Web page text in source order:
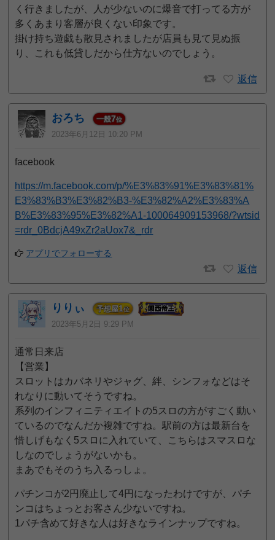
く行きましたが、人が少ないのに爆音で打ってる方が
多くあまり客層が良くない印象です。
掛け持ち遊戯も散見されましたが店員も見て見ぬ振
り、これも低貸しだから仕方ないのでしょう。
返信
おろち 一般7位
2023年6月12日 10:20 PM
facebook
https://m.facebook.com/p/%E3%83%91%E3%83%81%
E3%83%B3%E3%82%B3-%E3%82%A2%E3%83%A
B%E3%83%95%E3%82%A1-100064909153968/?wtsid
=rdr_0BdcjA49xZr2aUox7&_rdr
アプリでフォローする
返信
りりぃ 予想屋1位
2023年5月2日 9:29 PM
通常日来店
【営業】
スロットはカバネリやジャグ、絆、シンフォなどはそ
れなりに動いてそうですね。
系列のインフィニティエイトの5スロの方がすごく動い
ているのでなんだか複雑ですね。駅前の方は最新台を
惜しげもなく5スロに入れていて、こちらはスマスロな
しなのでしょうがないかも。
まあでもそのうち入るっしょ。
パチンコが2円廃止して4円になったわけですが、パチ
ンコはちょっとお客さん少ないですね。
1パチ含めて好きな人は好きなラインナップですね。